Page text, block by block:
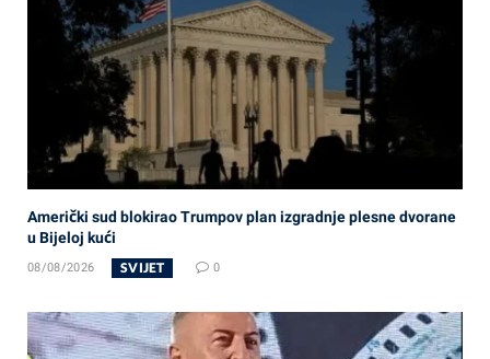
Američki sud blokirao Trumpov plan izgradnje plesne dvorane
u Bijeloj kući
08/08/2026 SVIJET 0